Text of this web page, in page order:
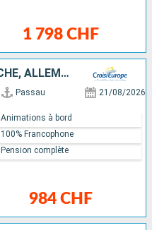
1 798 CHF
HONGRIE, SLOVAQUIE, AUTRICHE, ALLEMAGNE
Passau 21/08/2026
984 CHF
Animations à bord
100% Francophone
Pension complète